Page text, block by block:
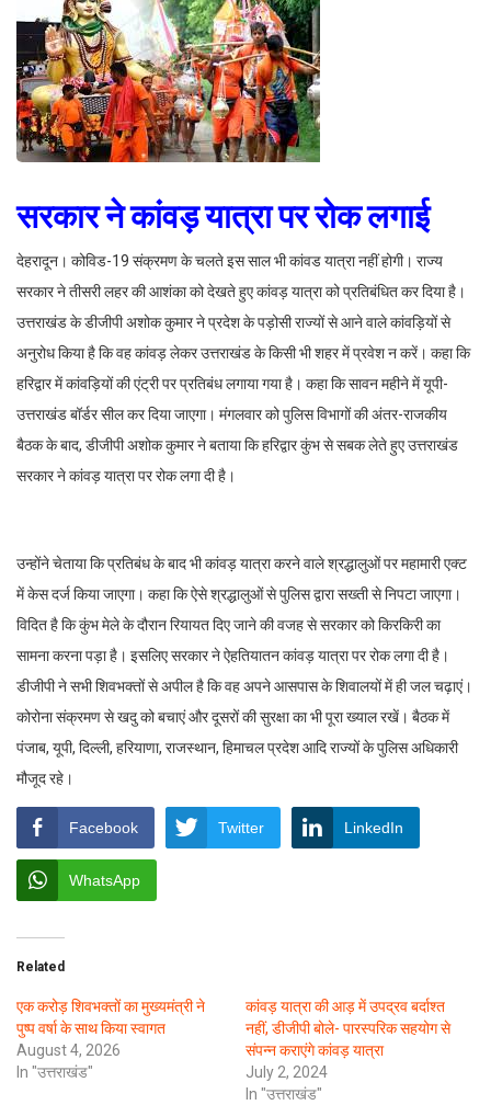
सरकार ने कांवड़ यात्रा पर रोक लगाई
देहरादून। कोविड-19 संक्रमण के चलते इस साल भी कांवड यात्रा नहीं होगी। राज्य
सरकार ने तीसरी लहर की आशंका को देखते हुए कांवड़ यात्रा को प्रतिबंधित कर दिया है।
उत्तराखंड के डीजीपी अशोक कुमार ने प्रदेश के पड़ोसी राज्यों से आने वाले कांवड़ियों से
अनुरोध किया है कि वह कांवड़ लेकर उत्तराखंड के किसी भी शहर में प्रवेश न करें। कहा कि
हरिद्वार में कांवड़ियों की एंट्री पर प्रतिबंध लगाया गया है। कहा कि सावन महीने में यूपी-
उत्तराखंड बॉर्डर सील कर दिया जाएगा। मंगलवार को पुलिस विभागों की अंतर-राजकीय
बैठक के बाद, डीजीपी अशोक कुमार ने बताया कि हरिद्वार कुंभ से सबक लेते हुए उत्तराखंड
सरकार ने कांवड़ यात्रा पर रोक लगा दी है।
उन्होंने चेताया कि प्रतिबंध के बाद भी कांवड़ यात्रा करने वाले श्रद्धालुओं पर महामारी एक्ट
में केस दर्ज किया जाएगा। कहा कि ऐसे श्रद्धालुओं से पुलिस द्वारा सख्ती से निपटा जाएगा।
विदित है कि कुंभ मेले के दौरान रियायत दिए जाने की वजह से सरकार को किरकिरी का
सामना करना पड़ा है। इसलिए सरकार ने ऐहतियातन कांवड़ यात्रा पर रोक लगा दी है।
डीजीपी ने सभी शिवभक्तों से अपील है कि वह अपने आसपास के शिवालयों में ही जल चढ़ाएं।
कोरोना संक्रमण से खदु को बचाएं और दूसरों की सुरक्षा का भी पूरा ख्याल रखें। बैठक में
पंजाब, यूपी, दिल्ली, हरियाणा, राजस्थान, हिमाचल प्रदेश आदि राज्यों के पुलिस अधिकारी
मौजूद रहे।
Facebook Twitter LinkedIn
WhatsApp
Related
एक करोड़ शिवभक्तों का मुख्यमंत्री ने
पुष्प वर्षा के साथ किया स्वागत
August 4, 2026
In "उत्तराखंड"
कांवड़ यात्रा की आड़ में उपद्रव बर्दाश्त
नहीं, डीजीपी बोले- पारस्परिक सहयोग से
संपन्न कराएंगे कांवड़ यात्रा
July 2, 2024
In "उत्तराखंड"